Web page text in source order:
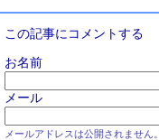
この記事にコメントする
お名前
メール
メールアドレスは公開されません